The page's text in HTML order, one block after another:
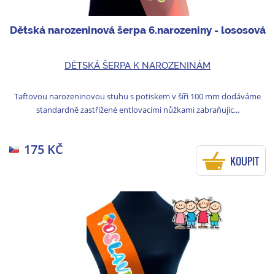
Dětská narozeninová šerpa 6.narozeniny - lososová
DĚTSKÁ ŠERPA K NAROZENINÁM
Taftovou narozeninovou stuhu s potiskem v šíři 100 mm dodáváme
standardně zastřižené entlovacími nůžkami zabraňujíc...
175 KČ
KOUPIT